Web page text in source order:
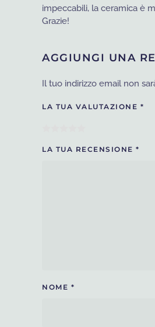
impeccabili, la ceramica è
Grazie!
AGGIUNGI UNA
Il tuo indirizzo email non
LA TUA VALUTAZIONE *
LA TUA RECENSIONE *
NOME *